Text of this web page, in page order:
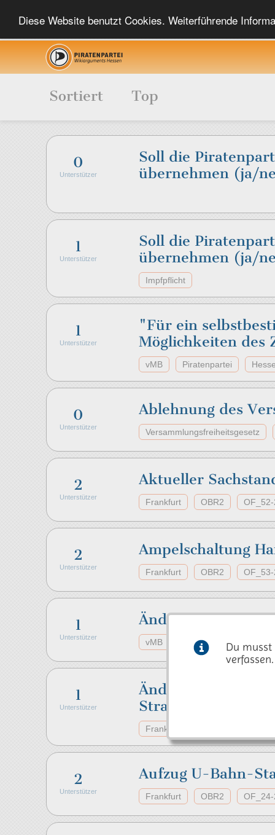
Diese Website benutzt Cookies. Weiterführende
Sortiert Top
0
Unterstützer
Soll die
übernehmen (ja/
1
Unterstützer
Soll die
übernehmen (ja/
Impfpflicht
1
Unterstützer
"Für ein
Möglichkeiten des
vMB Piratenpartei
0
Unterstützer
Ablehnung des
Versammlungsfreiheitsgesetz
2
Unterstützer
Aktueller
Frankfurt OBR2
2
Unterstützer
Ampelschaltung
Frankfurt OBR2
1
Unterstützer
Änderung
vMB owncloud
1
Unterstützer
Änderung der
Straße/
Frankfurt
2
Unterstützer
Aufzug U-Bahn-
Frankfurt OBR2
Du
verfassen.